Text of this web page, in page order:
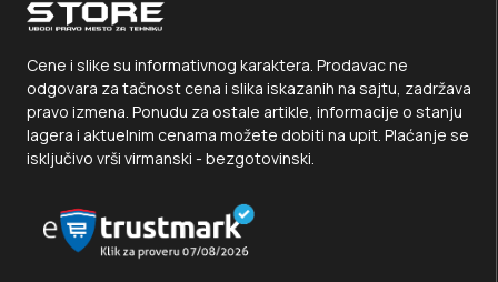
Cene i slike su informativnog karaktera. Prodavac ne
odgovara za tačnost cena i slika iskazanih na sajtu, zadržava
pravo izmena. Ponudu za ostale artikle, informacije o stanju
lagera i aktuelnim cenama možete dobiti na upit. Plaćanje se
isključivo vrši virmanski - bezgotovinski.